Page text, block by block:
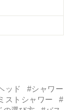
ッド
#シャワー
ストシャワー
#